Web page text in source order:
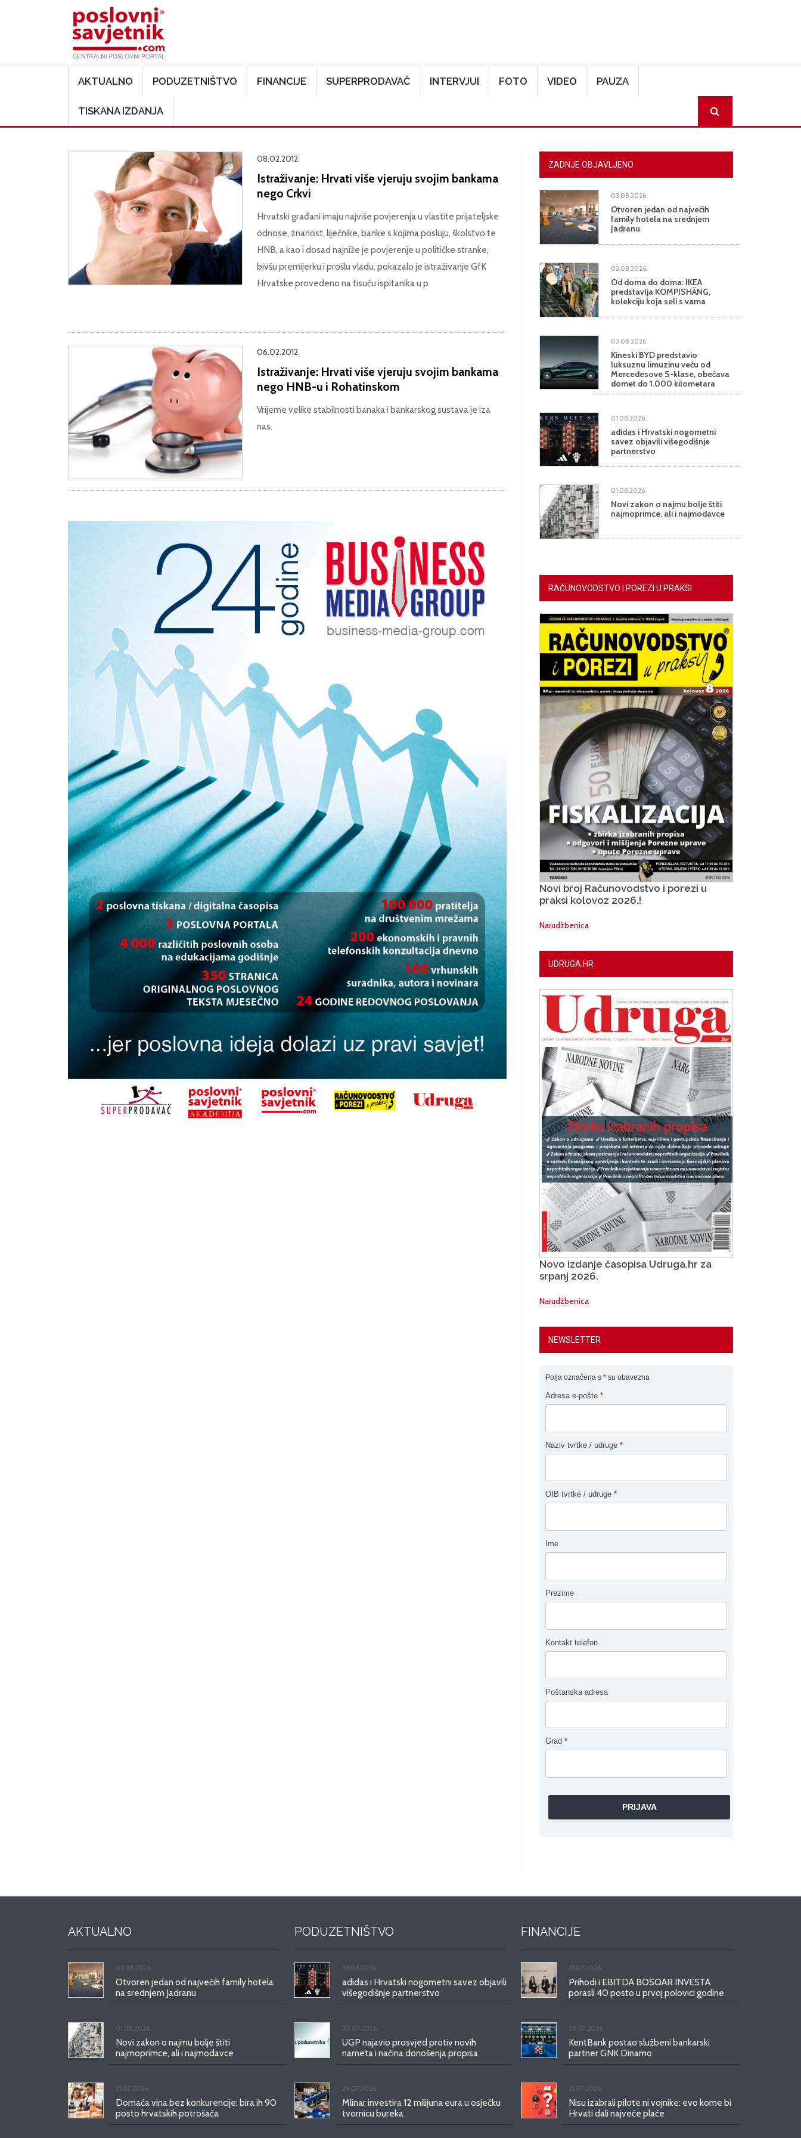
AKTUALNO PODUZETNIŠTVO FINANCIJE SUPERPRODAVAČ INTERVJUI FOTO VIDEO PAUZA
TISKANA IZDANJA
08.02.2012.
Istraživanje: Hrvati više vjeruju svojim bankama
nego Crkvi
Hrvatski građani imaju najviše povjerenja u vlastite prijateljske
odnose, znanost, liječnike, banke s kojima posluju, školstvo te
HNB, a kao i dosad najniže je povjerenje u političke stranke,
bivšu premijerku i prošlu vladu, pokazalo je istraživanje GfK
Hrvatske provedeno na tisuću ispitanika u p
06.02.2012.
Istraživanje: Hrvati više vjeruju svojim bankama
nego HNB-u i Rohatinskom
Vrijeme velike stabilnosti banaka i bankarskog sustava je iza
nas.
ZADNJE OBJAVLJENO
03.08.2026.
Otvoren jedan od najvećih
family hotela na srednjem
Jadranu
03.08.2026.
Od doma do doma: IKEA
predstavlja KOMPISHÄNG,
kolekciju koja seli s vama
03.08.2026.
Kineski BYD predstavio
luksuznu limuzinu veću od
Mercedesove S-klase, obećava
domet do 1.000 kilometara
01.08.2026.
adidas i Hrvatski nogometni
savez objavili višegodišnje
partnerstvo
01.08.2026.
Novi zakon o najmu bolje štiti
najmoprimce, ali i najmodavce
RAČUNOVODSTVO I POREZI U PRAKSI
Novi broj Računovodstvo i porezi u
praksi kolovoz 2026.!
Narudžbenica
UDRUGA.HR
Novo izdanje časopisa Udruga.hr za
srpanj 2026.
Narudžbenica
NEWSLETTER
Polja označena s * su obavezna
Adresa e-pošte *
Naziv tvrtke / udruge *
OIB tvrtke / udruge *
Ime
Prezime
Kontakt telefon
Poštanska adresa
Grad *
AKTUALNO
03.08.2026.
Otvoren jedan od najvećih family hotela
na srednjem Jadranu
01.08.2026.
Novi zakon o najmu bolje štiti
najmoprimce, ali i najmodavce
31.07.2026.
Domaća vina bez konkurencije: bira ih 90
posto hrvatskih potrošača
PODUZETNIŠTVO
01.08.2026.
adidas i Hrvatski nogometni savez objavili
višegodišnje partnerstvo
30.07.2026.
UGP najavio prosvjed protiv novih
nameta i načina donošenja propisa
29.07.2026.
Mlinar investira 12 milijuna eura u osječku
tvornicu bureka
FINANCIJE
31.07.2026.
Prihodi i EBITDA BOSQAR INVESTA
porasli 40 posto u prvoj polovici godine
28.07.2026.
KentBank postao službeni bankarski
partner GNK Dinamo
21.07.2026.
Nisu izabrali pilote ni vojnike: evo kome bi
Hrvati dali najveće plaće